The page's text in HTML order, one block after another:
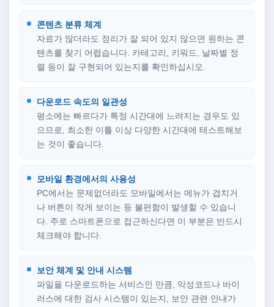
콘텐츠 분류 체계
자료가 많더라도 정리가 잘 되어 있지 않으면 원하는 콘
텐츠를 찾기 어렵습니다. 카테고리, 키워드, 날짜별 정
렬 등이 잘 구현되어 있는지를 확인하십시오.
다운로드 속도의 일관성
평소에는 빠르다가 특정 시간대에 느려지는 경우도 있
으므로, 최소한 이틀 이상 다양한 시간대에 테스트해보
는 것이 좋습니다.
모바일 환경에서의 사용성
PC에서는 문제없더라도 모바일에서는 메뉴가 겹치거
나 버튼이 작게 보이는 등 불편함이 발생할 수 있습니
다. 주로 스마트폰으로 접근하신다면 이 부분은 반드시
체크해야 합니다.
보안 체계 및 안내 시스템
파일을 다운로드하는 서비스인 만큼, 악성코드나 바이
러스에 대한 검사 시스템이 있는지, 보안 관련 안내가